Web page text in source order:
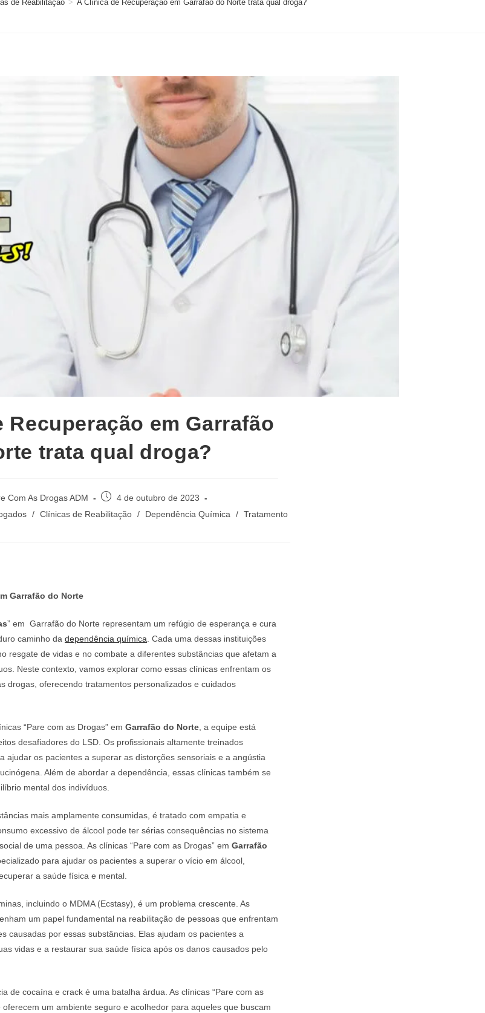
de Reabilitação > A Clínica de Recuperação em Garrafão do Norte trata qual droga?
Recuperação em Garrafão
trata qual droga?
Com As Drogas ADM
Post
publicado:
4 de outubro de 2023
/ Clínicas de Reabilitação / Dependência Química / Tratamento
Garrafão do Norte
” em Garrafão do Norte representam um refúgio de esperança e cura
caminho da dependência química. Cada uma dessas instituições
resgate de vidas e no combate a diferentes substâncias que afetam a
Neste contexto, vamos explorar como essas clínicas enfrentam os
drogas, oferecendo tratamentos personalizados e cuidados
“Pare com as Drogas” em Garrafão do Norte, a equipe está
desafiadores do LSD. Os profissionais altamente treinados
ajudar os pacientes a superar as distorções sensoriais e a angústia
Além de abordar a dependência, essas clínicas também se
mental dos indivíduos.
mais amplamente consumidas, é tratado com empatia e
excessivo de álcool pode ter sérias consequências no sistema
de uma pessoa. As clínicas “Pare com as Drogas” em Garrafão
para ajudar os pacientes a superar o vício em álcool,
a saúde física e mental.
incluindo o MDMA (Ecstasy), é um problema crescente. As
um papel fundamental na reabilitação de pessoas que enfrentam
causadas por essas substâncias. Elas ajudam os pacientes a
vidas e a restaurar sua saúde física após os danos causados pelo
de cocaína e crack é uma batalha árdua. As clínicas “Pare com as
oferecem um ambiente seguro e acolhedor para aqueles que buscam